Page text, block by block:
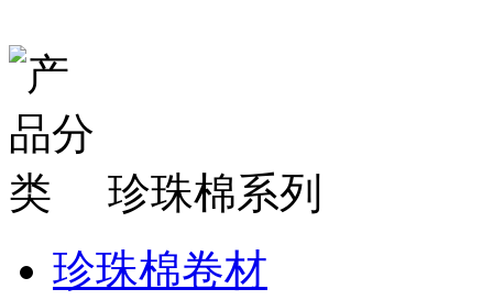
珍珠棉系列
珍珠棉卷材